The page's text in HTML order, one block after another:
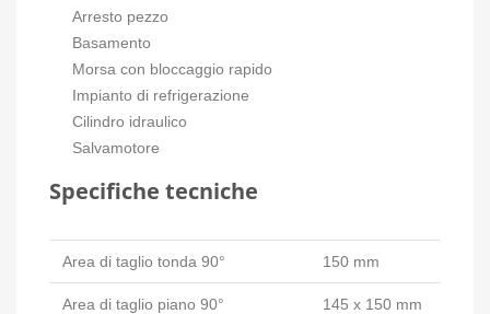
Arresto pezzo
Basamento
Morsa con bloccaggio rapido
Impianto di refrigerazione
Cilindro idraulico
Salvamotore
Specifiche tecniche
Area di taglio tonda 90° 150 mm
Area di taglio piano 90° 145 x 150 mm